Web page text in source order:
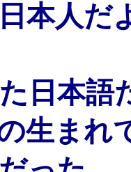
日本人
日本語
生まれ